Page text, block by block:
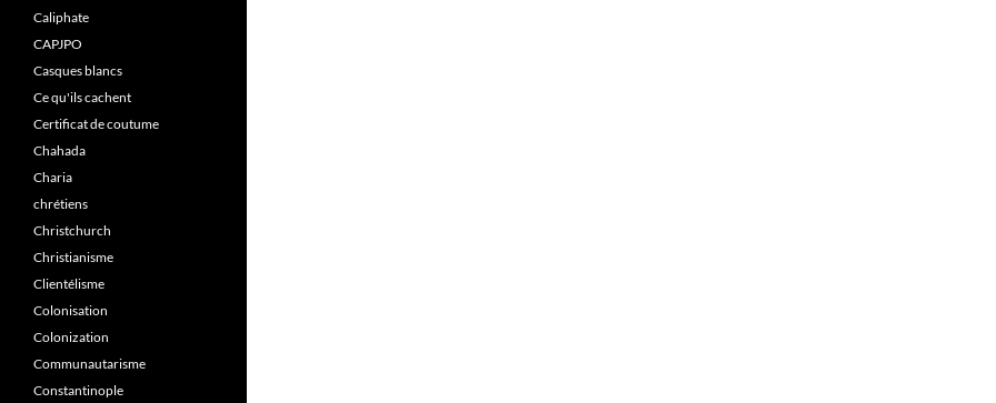
Caliphate
CAPJPO
Casques blancs
Ce qu'ils cachent
Certificat de coutume
Chahada
Charia
chrétiens
Christchurch
Christianisme
Clientélisme
Colonisation
Colonization
Communautarisme
Constantinople